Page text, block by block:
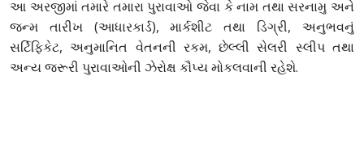
આ અરજીમાં તમારે તમારા પુરાવાઓ જેવા કે નામ તથા સરનામુ અને
જન્મ તારીખ (આધારકાર્ડ), માર્કશીટ તથા ડિગ્રી, અનુભવનું
સર્ટિફિકેટ, અનુમાનિત વેતનની રકમ, છેલ્લી સેલરી સ્લીપ તથા
અન્ય જરૂરી પુરાવાઓની ઝેરોક્ષ કૌપ્ય મોકલવાની રહેશે.